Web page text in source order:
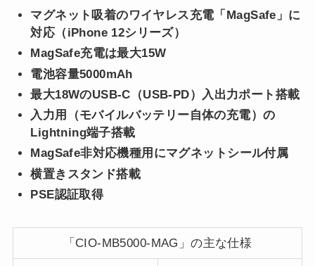
マグネット吸着のワイヤレス充電「MagSafe」に
対応（iPhone 12シリーズ）
MagSafe充電は最大15W
電池容量5000mAh
最大18WのUSB-C（USB-PD）入出力ポート搭載
入力用（モバイルバッテリー自体の充電）の
Lightning端子搭載
MagSafe非対応機種用にマグネットシール付属
横置きスタンド搭載
PSE認証取得
「CIO-MB5000-MAG」の主な仕様